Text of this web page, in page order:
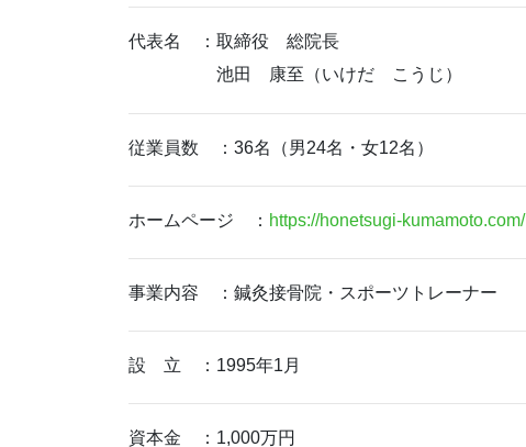
代表名 ：取締役 総院長
池田 康至（いけだ こうじ）
従業員数 ：36名（男24名・女12名）
ホームページ ： https://honetsugi-kumamoto.com/
事業内容 ：鍼灸接骨院・スポーツトレーナー
設 立 ：1995年1月
資本金 ：1,000万円